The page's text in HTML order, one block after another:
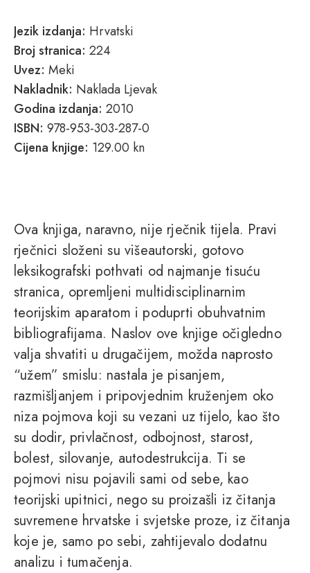
Jezik izdanja: Hrvatski
Broj stranica: 224
Uvez: Meki
Nakladnik: Naklada Ljevak
Godina izdanja: 2010
ISBN: 978-953-303-287-0
Cijena knjige: 129.00 kn
Ova knjiga, naravno, nije rječnik tijela. Pravi
rječnici složeni su višeautorski, gotovo
leksikografski pothvati od najmanje tisuću
stranica, opremljeni multidisciplinarnim
teorijskim aparatom i poduprti obuhvatnim
bibliografijama. Naslov ove knjige očigledno
valja shvatiti u drugačijem, možda naprosto
“užem” smislu: nastala je pisanjem,
razmišljanjem i pripovjednim kruženjem oko
niza pojmova koji su vezani uz tijelo, kao što
su dodir, privlačnost, odbojnost, starost,
bolest, silovanje, autodestrukcija. Ti se
pojmovi nisu pojavili sami od sebe, kao
teorijski upitnici, nego su proizašli iz čitanja
suvremene hrvatske i svjetske proze, iz čitanja
koje je, samo po sebi, zahtijevalo dodatnu
analizu i tumačenja.